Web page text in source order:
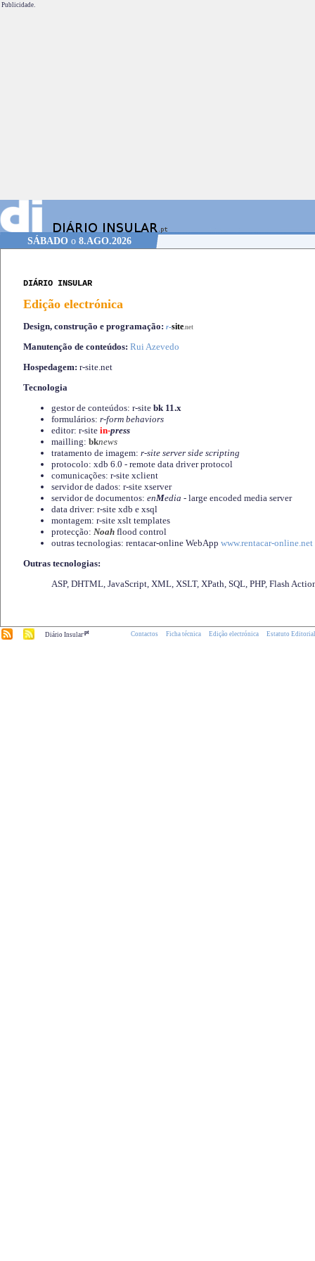
Publicidade.
SÁBADOo 8.AGO.2026
DIÁRIO INSULAR
Edição electrónica
Design, construção e programação: r-site.net
Manutenção de conteúdos: Rui Azevedo
Hospedagem: r-site.net
Tecnologia
gestor de conteúdos: r-site bk 11.x
formulários: r-form behaviors
editor: r-site in-press
mailling: bknews
tratamento de imagem: r-site server side scripting
protocolo: xdb 6.0 - remote data driver protocol
comunicações: r-site xclient
servidor de dados: r-site xserver
servidor de documentos: enMedia - large encoded media server
data driver: r-site xdb e xsql
montagem: r-site xslt templates
protecção: Noah flood control
outras tecnologias: rentacar-online WebApp www.rentacar-online.net
Outras tecnologias:
ASP, DHTML, JavaScript, XML, XSLT, XPath, SQL, PHP, Flash
Diário Insular.pt Contactos Ficha técnica Edição electrónica Estatuto Editorial